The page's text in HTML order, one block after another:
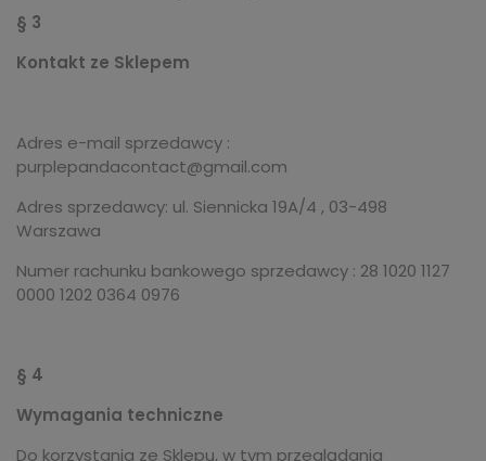
§ 3
Kontakt ze Sklepem
Adres e-mail sprzedawcy :
purplepandacontact@gmail.com
Adres sprzedawcy: ul. Siennicka 19A/4 , 03-498
Warszawa
Numer rachunku bankowego sprzedawcy : 28 1020 1127
0000 1202 0364 0976
§ 4
Wymagania techniczne
Do korzystania ze Sklepu, w tym przeglądania